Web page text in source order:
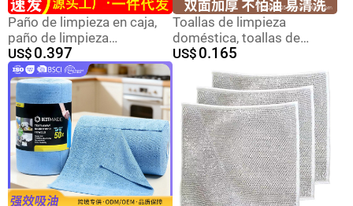
Paño de limpieza en caja,
paño de limpieza
desechable, microfibra
gruesa, paño desechable
semanal para lavar platos
en la cocina.
US$ 0.397
Toallas de limpieza
doméstica, toallas de
absorción de agua
especiales para cocina,
toallas de limpieza
doméstica, toallas de
limpieza
US$ 0.165